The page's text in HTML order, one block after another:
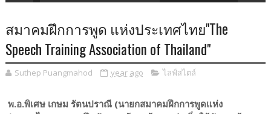
สมาคมฝึกการพูด แห่งประเทศไทย"The
Speech Training Association of Thailand"
Suthep Puangmahod year ago ไลฟ์สไตล์
พ.อ.พิเศษ เกษม รัตนปราณี (นายกสมาคมฝึกการพูดแห่ง